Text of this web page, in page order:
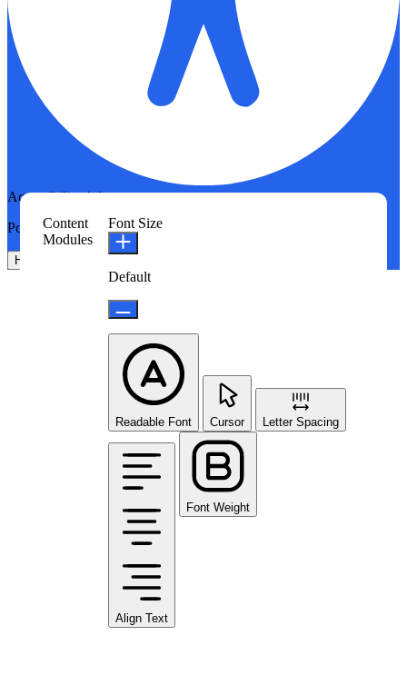
Accessibility Adjustments
Powered byOneTap
Hide Toolbar
Content
Modules
Font Size
Default
Readable Font Cursor Letter Spacing
Align Text
Font Weight